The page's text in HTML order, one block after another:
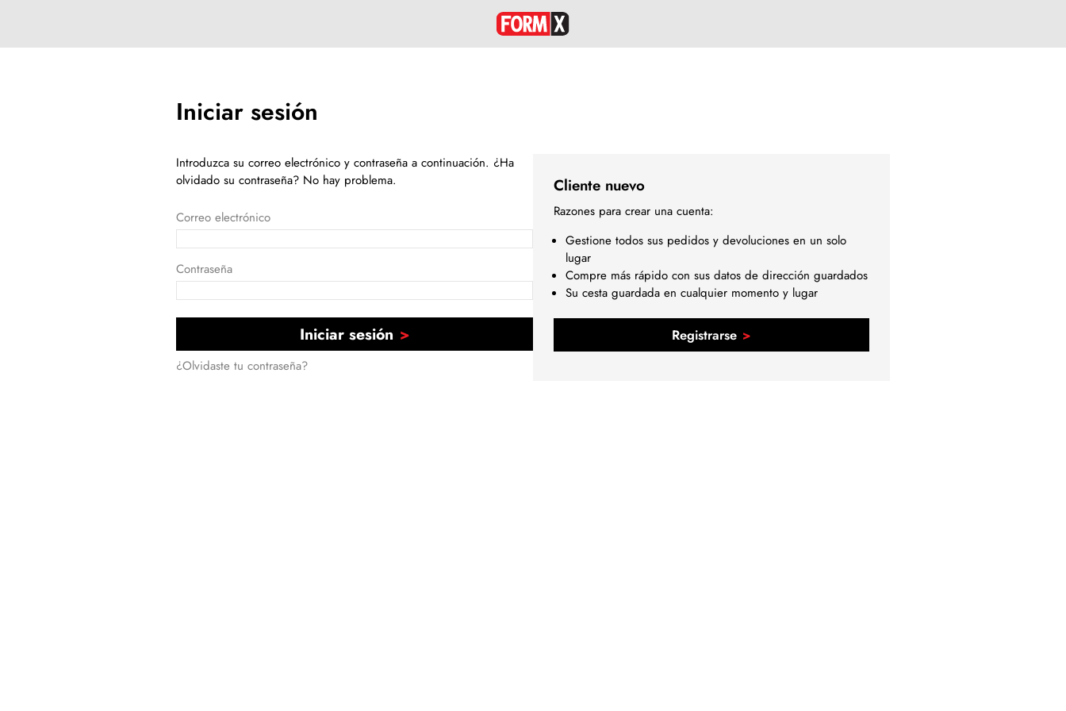
Iniciar sesión
Introduzca su correo electrónico y contraseña a continuación. ¿Ha
olvidado su contraseña? No hay problema.
Correo electrónico
Contraseña
Iniciar sesión
¿Olvidaste tu contraseña?
Cliente nuevo
Razones para crear una cuenta:
Gestione todos sus pedidos y devoluciones en un solo
lugar
Compre más rápido con sus datos de dirección guardados
Su cesta guardada en cualquier momento y lugar
Registrarse